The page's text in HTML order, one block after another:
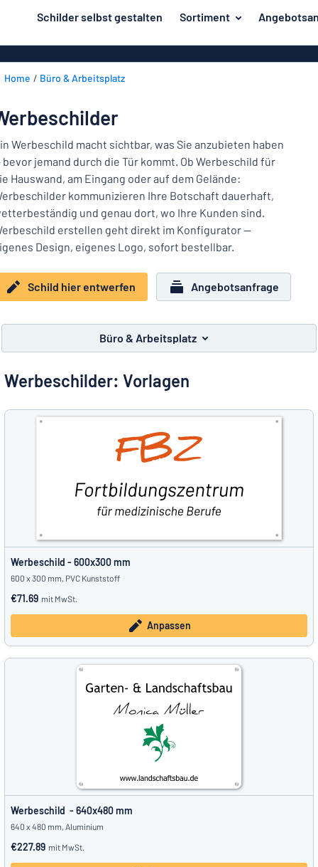
springen
Schilder selbst gestalten Sortiment
Herstellung
Haus und Heim
Kennzeichnung
Namensschilder
Aufkleber
Verkehr und Fahrzeuge
Industrie und Fertigung
Büro & Arbeitsplatz
Aufkleber
Plakate
Unsere
Bestseller
Material
Herstellung
Haus
und
Heim
Namensschilder
Alle Kategorien anzeigen
zum
entwerfen
Home Büro & Arbeitsplatz
Werbeschild macht sichtbar, was Sie anzubieten haben
jemand durch die Tür kommt. Ob Werbeschild für
Hauswand, am Eingang oder auf dem Gelände:
kommunizieren Ihre Botschaft dauerhaft,
und genau dort, wo Ihre Kunden sind.
erstellen geht direkt im Konfigurator —
Design, eigenes Logo, sofort bestellbar.
Schild hier entwerfen Angebotsanfrage
Büro & Arbeitsplatz
Werbeschilder: Vorlagen
Werbeschild - 600x300 mm
600 x 300 mm, PVC Kunststoff
€71.69 mit MwSt.
Anpassen
Werbeschild - 640x480 mm
640 x 480 mm, Aluminium
€227.89 mit MwSt.